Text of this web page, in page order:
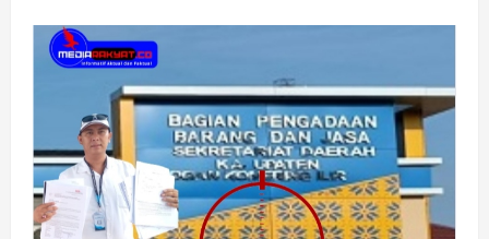
:
Selagi
Berbuat,
Lakukan
Saja,
Jangan
Pilih
Diam